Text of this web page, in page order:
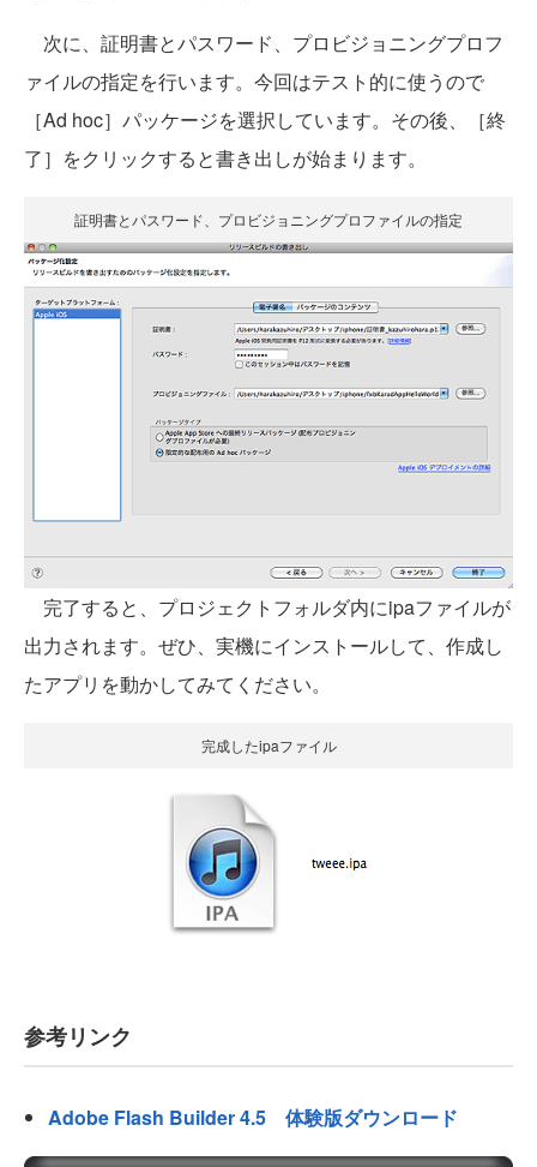
次に、証明書とパスワード、プロビジョニングプロフ
ァイルの指定を行います。今回はテスト的に使うので
［Ad hoc］パッケージを選択しています。その後、［終
了］をクリックすると書き出しが始まります。
証明書とパスワード、プロビジョニングプロファイルの指定
完了すると、プロジェクトフォルダ内にipaファイルが
出力されます。ぜひ、実機にインストールして、作成し
たアプリを動かしてみてください。
完成したipaファイル
参考リンク
Adobe Flash Builder 4.5 体験版ダウンロード